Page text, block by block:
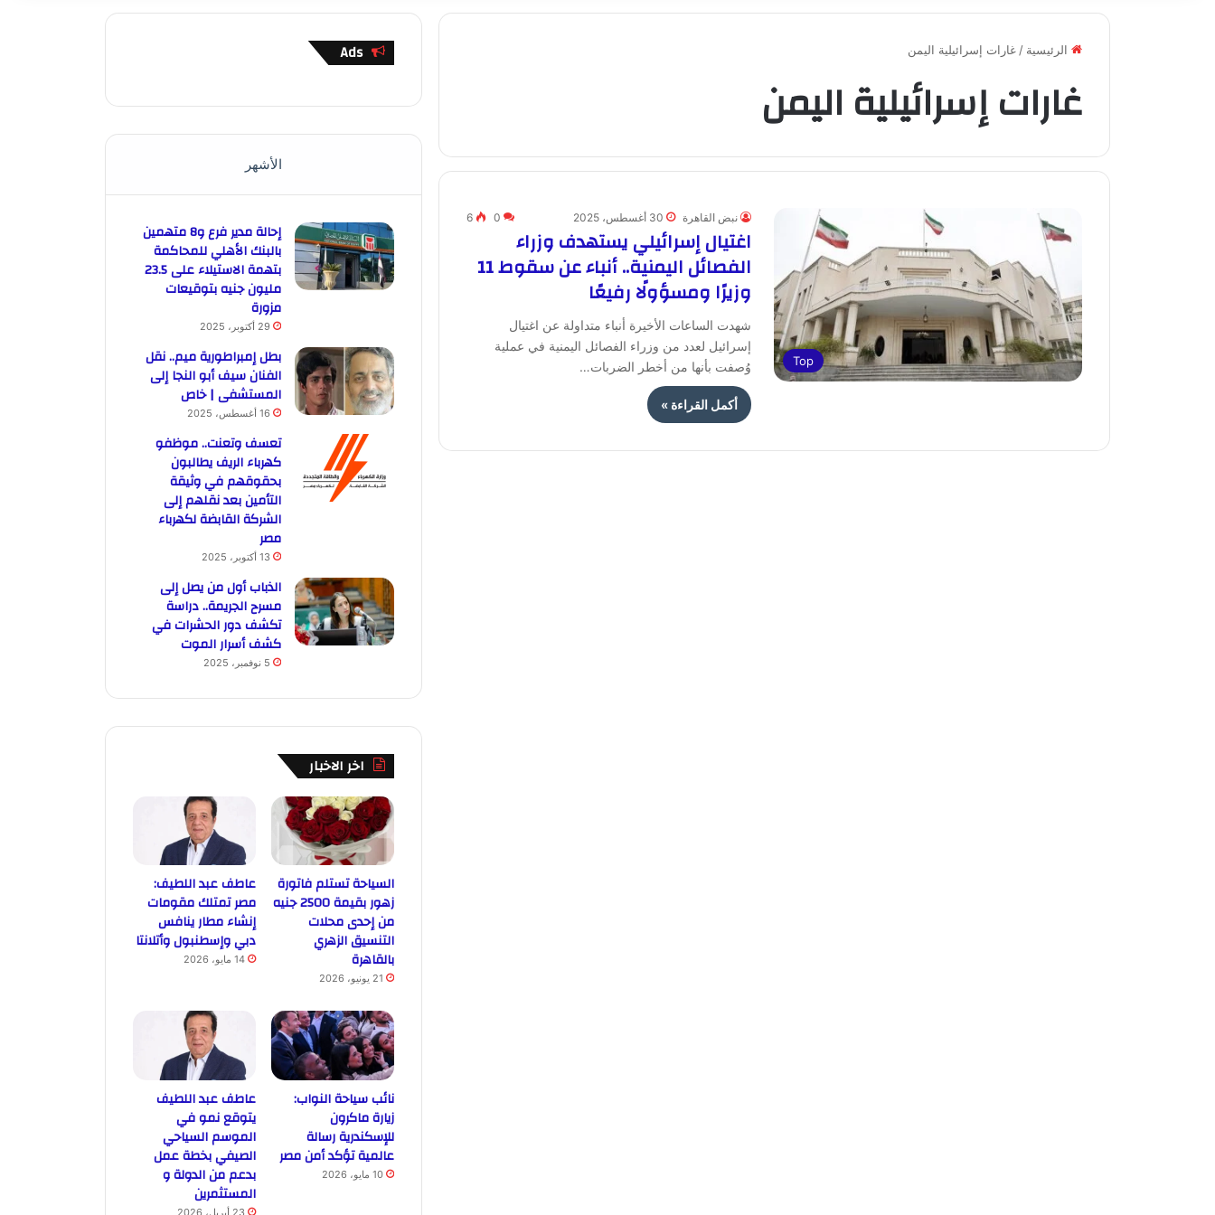
الرئيسية / غارات إسرائيلية اليمن
غارات إسرائيلية اليمن
Top
نبض القاهرة 30 أغسطس، 2025 0
6
اغتيال إسرائيلي يستهدف وزراء
الفصائل اليمنية.. أنباء عن سقوط 11
وزيرًا ومسؤولًا رفيعًا
شهدت الساعات الأخيرة أنباء متداولة عن اغتيال
إسرائيل لعدد من وزراء الفصائل اليمنية في عملية
وُصفت بأنها من أخطر الضربات…
أكمل القراءة »
Ads
الأشهر
إحالة مدير فرع و8 متهمين
بالبنك الأهلي للمحاكمة
بتهمة الاستيلاء على 23.5
مليون جنيه بتوقيعات
مزورة
29 أكتوبر، 2025
بطل إمبراطورية ميم.. نقل
الفنان سيف أبو النجا إلى
المستشفى | خاص
16 أغسطس، 2025
تعسف وتعنت.. موظفو
كهرباء الريف يطالبون
بحقوقهم في وثيقة
التأمين بعد نقلهم إلى
الشركة القابضة لكهرباء
مصر
13 أكتوبر، 2025
الذباب أول من يصل إلى
مسرح الجريمة.. دراسة
تكشف دور الحشرات في
كشف أسرار الموت
5 نوفمبر، 2025
اخر الاخبار
السياحة تستلم فاتورة
زهور بقيمة 2500 جنيه
من إحدى محلات
التنسيق الزهري
بالقاهرة
21 يونيو، 2026
عاطف عبد اللطيف:
مصر تمتلك مقومات
إنشاء مطار ينافس
دبي وإسطنبول وأتلانتا
14 مايو، 2026
نائب سياحة النواب:
زيارة ماكرون
للإسكندرية رسالة
عالمية تؤكد أمن مصر
10 مايو، 2026
عاطف عبد اللطيف
يتوقع نمو في
الموسم السياحي
الصيفي بخطة عمل
بدعم من الدولة و
المستثمرين
23 أبريل، 2026